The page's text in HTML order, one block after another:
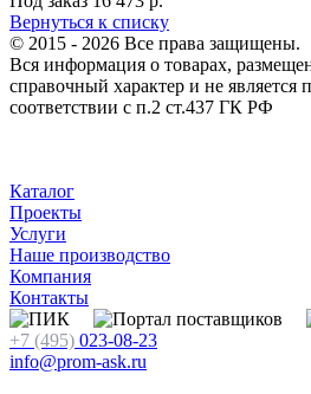
Вернуться к списку
© 2015 - 2026 Все права защищены.
Вся информация о товарах,
справочный характер и не является
соответствии с п.2 ст.437 ГК РФ
Каталог
Проекты
Услуги
Наше производство
Компания
Контакты
+7 (495) 023-08-23
info@prom-ask.ru